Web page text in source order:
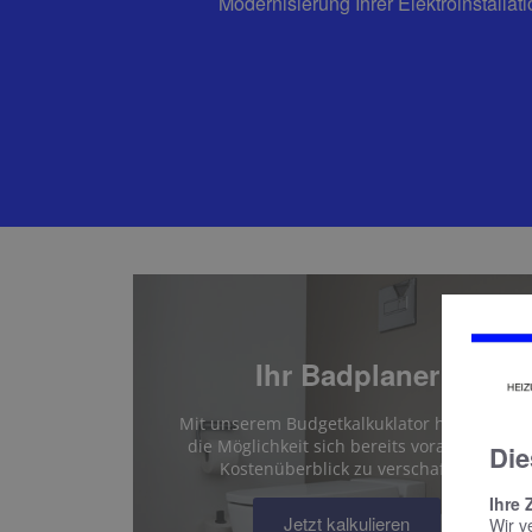
Ihr Badplaner
Mit unserem Budgetkalkuklator haben Sie
die Möglichkeit sich bereits vorab einen
Kostenüberblick zu verschaffen.
Jetzt kalkulieren
Ihre
Wir